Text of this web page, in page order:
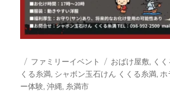
投
稿
日:
カ
テ
ゴ
ファミリーイベント
タ
グ
おばけ屋敷, く
くる糸満, シャボン玉石けん くくる糸満, ホ
ー体験,沖縄, 糸満市